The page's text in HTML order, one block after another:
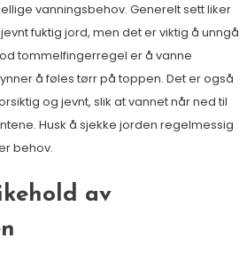
vanningsbehov. Generelt sett liker
fuktig jord, men det er viktig å unngå
tommelfingerregel er å vanne
å føles tørr på toppen. Det er også
og jevnt, slik at vannet når ned til
Husk å sjekke jorden regelmessig
behov.
av